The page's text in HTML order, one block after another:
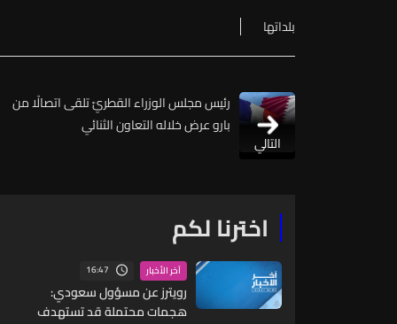
بلداتها
التالي
ّرئيس مجلس الوزراء القطريّ تلقى اتصالًا من
بارو عرض خلاله التعاون الثنائي
اخترنا لكم
آخر الأخبار 16:47
رويترز عن مسؤول سعودي:
هجمات محتملة قد تستهدف